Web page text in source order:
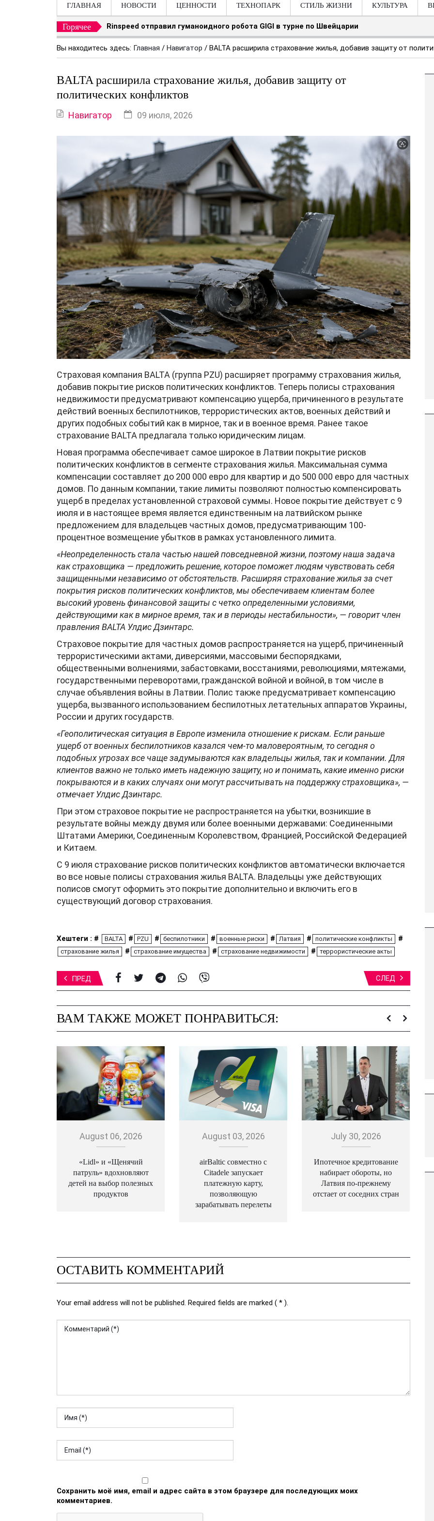
ГЛАВНАЯ НОВОСТИ ЦЕННОСТИ ТЕХНОПАРК СТИЛЬ ЖИЗНИ КУЛЬТУРА
Горячее Rinspeed отправил гуманоидного робота GIGI в турне по Швейцарии
Вы находитесь здесь: Главная / Навигатор / BALTA расширила страхование жилья, добавив защиту от
BALTA расширила страхование жилья, добавив защиту от
политических конфликтов
Навигатор 09 июля, 2026
Страховая компания BALTA (группа PZU) расширяет программу страхования жилья,
добавив покрытие рисков политических конфликтов. Теперь полисы страхования
недвижимости предусматривают компенсацию ущерба, причиненного в результате
действий военных беспилотников, террористических актов, военных действий и
других подобных событий как в мирное, так и в военное время. Ранее такое
страхование BALTA предлагала только юридическим лицам.
Новая программа обеспечивает самое широкое в Латвии покрытие рисков
политических конфликтов в сегменте страхования жилья. Максимальная сумма
компенсации составляет до 200 000 евро для квартир и до 500 000 евро для частных
домов. По данным компании, такие лимиты позволяют полностью компенсировать
ущерб в пределах установленной страховой суммы. Новое покрытие действует с 9
июля и в настоящее время является единственным на латвийском рынке
предложением для владельцев частных домов, предусматривающим 100-
процентное возмещение убытков в рамках установленного лимита.
«Неопределенность стала частью нашей повседневной жизни, поэтому наша задача
как страховщика — предложить решение, которое поможет людям чувствовать себя
защищенными независимо от обстоятельств. Расширяя страхование жилья за счет
покрытия рисков политических конфликтов, мы обеспечиваем клиентам более
высокий уровень финансовой защиты с четко определенными условиями,
действующими как в мирное время, так и в периоды нестабильности», — говорит член
правления BALTA Улдис Дзинтарс.
Страховое покрытие для частных домов распространяется на ущерб, причиненный
террористическими актами, диверсиями, массовыми беспорядками,
общественными волнениями, забастовками, восстаниями, революциями, мятежами,
государственными переворотами, гражданской войной и войной, в том числе в
случае объявления войны в Латвии. Полис также предусматривает компенсацию
ущерба, вызванного использованием беспилотных летательных аппаратов Украины,
России и других государств.
«Геополитическая ситуация в Европе изменила отношение к рискам. Если раньше
ущерб от военных беспилотников казался чем-то маловероятным, то сегодня о
подобных угрозах все чаще задумываются как владельцы жилья, так и компании. Для
клиентов важно не только иметь надежную защиту, но и понимать, какие именно риски
покрываются и в каких случаях они могут рассчитывать на поддержку страховщика», —
отмечает Улдис Дзинтарс.
При этом страховое покрытие не распространяется на убытки, возникшие в
результате войны между двумя или более военными державами: Соединенными
Штатами Америки, Соединенным Королевством, Францией, Российской Федерацией
и Китаем.
С 9 июля страхование рисков политических конфликтов автоматически включается
во все новые полисы страхования жилья BALTA. Владельцы уже действующих
полисов смогут оформить это покрытие дополнительно и включить его в
существующий договор страхования.
Хештеги : # BALTA # PZU # беспилотники # военные риски # Латвия # политические конфликты #
страхование жилья # страхование имущества # страхование недвижимости # террористические акты
ПРЕД СЛЕД
ВАМ ТАКЖЕ МОЖЕТ ПОНРАВИТЬСЯ:
August 06, 2026
«Lidl» и «Щенячий
патруль» вдохновляют
детей на выбор полезных
продуктов
August 03, 2026
airBaltic совместно с
Citadele запускает
платежную карту,
позволяющую
зарабатывать перелеты
July 30, 2026
Ипотечное кредитование
набирает обороты, но
Латвия по-прежнему
отстает от соседних стран
ОСТАВИТЬ КОММЕНТАРИЙ
Your email address will not be published. Required fields are marked ( * ).
Сохранить моё имя, email и адрес сайта в этом браузере для последующих моих
комментариев.